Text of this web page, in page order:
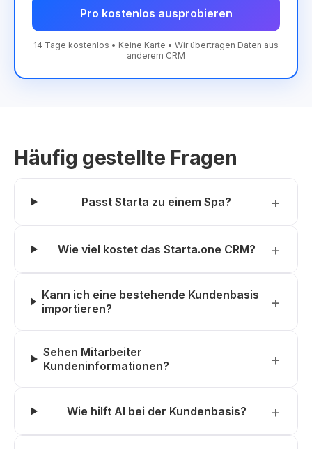
Pro kostenlos ausprobieren
14 Tage kostenlos • Keine Karte • Wir übertragen Daten aus
anderem CRM
Häufig gestellte Fragen
Passt Starta zu einem Spa?
Wie viel kostet das Starta.one CRM?
Kann ich eine bestehende Kundenbasis
importieren?
Sehen Mitarbeiter
Kundeninformationen?
Wie hilft AI bei der Kundenbasis?